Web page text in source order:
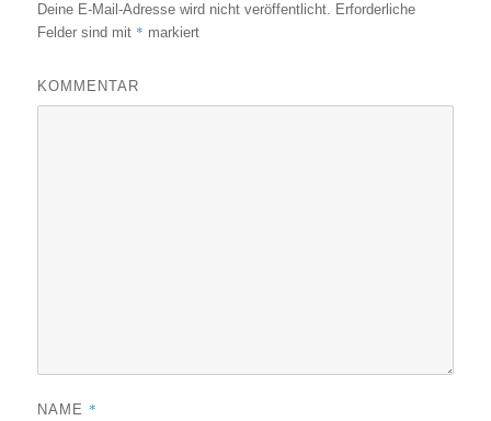
Deine E-Mail-Adresse wird nicht veröffentlicht. Erforderliche
Felder sind mit * markiert
KOMMENTAR
NAME *